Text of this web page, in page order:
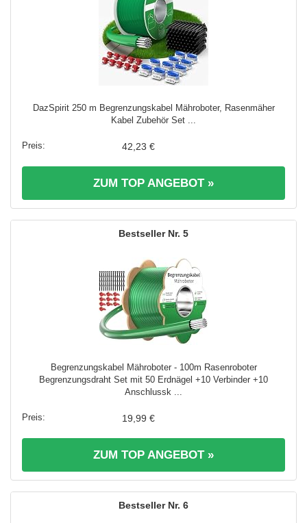
DazSpirit 250 m Begrenzungskabel Mähroboter, Rasenmäher
Kabel Zubehör Set ...
42,23 €
ZUM TOP ANGEBOT »
5
Begrenzungskabel Mähroboter - 100m Rasenroboter
Begrenzungsdraht Set mit 50 Erdnägel +10 Verbinder +10
Anschlussk ...
19,99 €
ZUM TOP ANGEBOT »
6